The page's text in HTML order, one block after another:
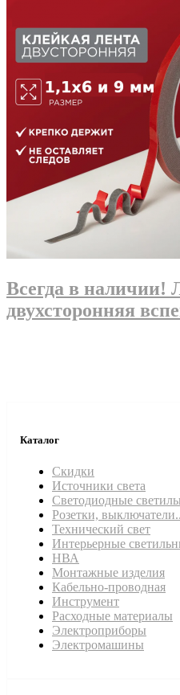
Всегда в наличии!
двухсторонняя
Каталог
Скидки
Источники света
Светодиодные
Розетки,
Технический свет
Интерьерные
НВА
Монтажные изделия
Кабельно-проводная
Инструмент
Расходные материалы
Электроприборы
Электромашины